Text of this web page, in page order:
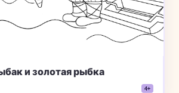
и золотая рыбка
4+